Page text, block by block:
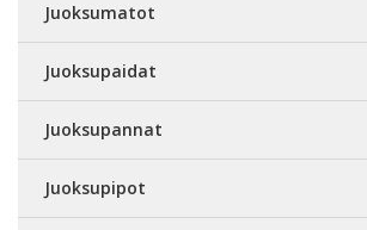
Juoksumatot
Juoksupaidat
Juoksupannat
Juoksupipot